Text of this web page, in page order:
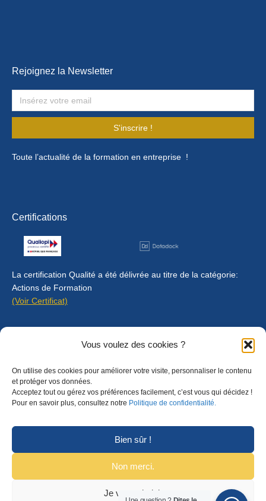
Vous voulez des cookies ?
On utilise des cookies pour améliorer votre visite, personnaliser le contenu
et protéger vos données.
Acceptez tout ou gérez vos préférences facilement, c’est vous qui décidez !
Pour en savoir plus, consultez notre Politique de confidentialité.
Bien sûr !
Non merci.
Je veux choisir
Rejoignez la Newsletter
S'inscrire !
Toute l’actualité de la formation en entreprise !
Certifications
La certification Qualité a été délivrée au titre de la catégorie:
Actions de Formation
(Voir Certificat)
Règlement intérieur
CGU
CGV
© Copyright 2025 Formalyon Conseil. Tous droits réservés.